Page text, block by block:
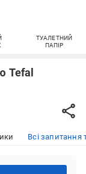
ТУАЛЕТНИЙ
ПАПІР
Tefal
Всі запитання